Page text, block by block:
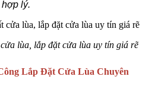
lý.
lùa, lắp đặt cửa lùa uy tín giá rẽ
Lắp Đặt Cửa Lùa Chuyên